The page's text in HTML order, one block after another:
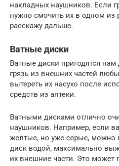
накладных наушников. Если
нужно смочить их в одном из
расскажу дальше.
Ватные диски
Ватные диски пригодятся нам
грязь из внешних частей
вытереть их насухо после
средств из аптеки.
Ватными дисками отлично
наушников. Например, если
желтые, но уже серые, можно
диск водой, максимально
их внешние части. Это может